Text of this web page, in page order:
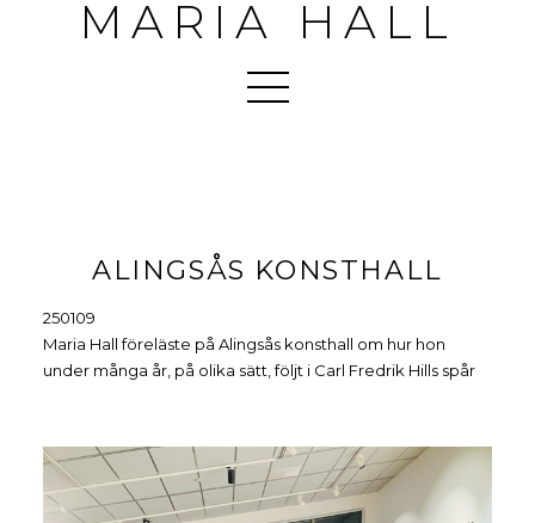
MARIA HALL
ALINGSÅS KONSTHALL
250109
Maria Hall föreläste på Alingsås konsthall om hur hon
under många år, på olika sätt, följt i Carl Fredrik Hills spår